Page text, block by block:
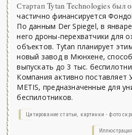
Стартап Tytan Technologies был
частично финансируется
По данным Der Spiegel, в
него дроны-перехватчики для
объектов. Tytan планирует
новый завод в Мюнхене,
выпускать до 3 тыс.
Компания активно поставляет
METIS, предназначенные для
беспилотников.
Цитирование статьи, картинки - фото